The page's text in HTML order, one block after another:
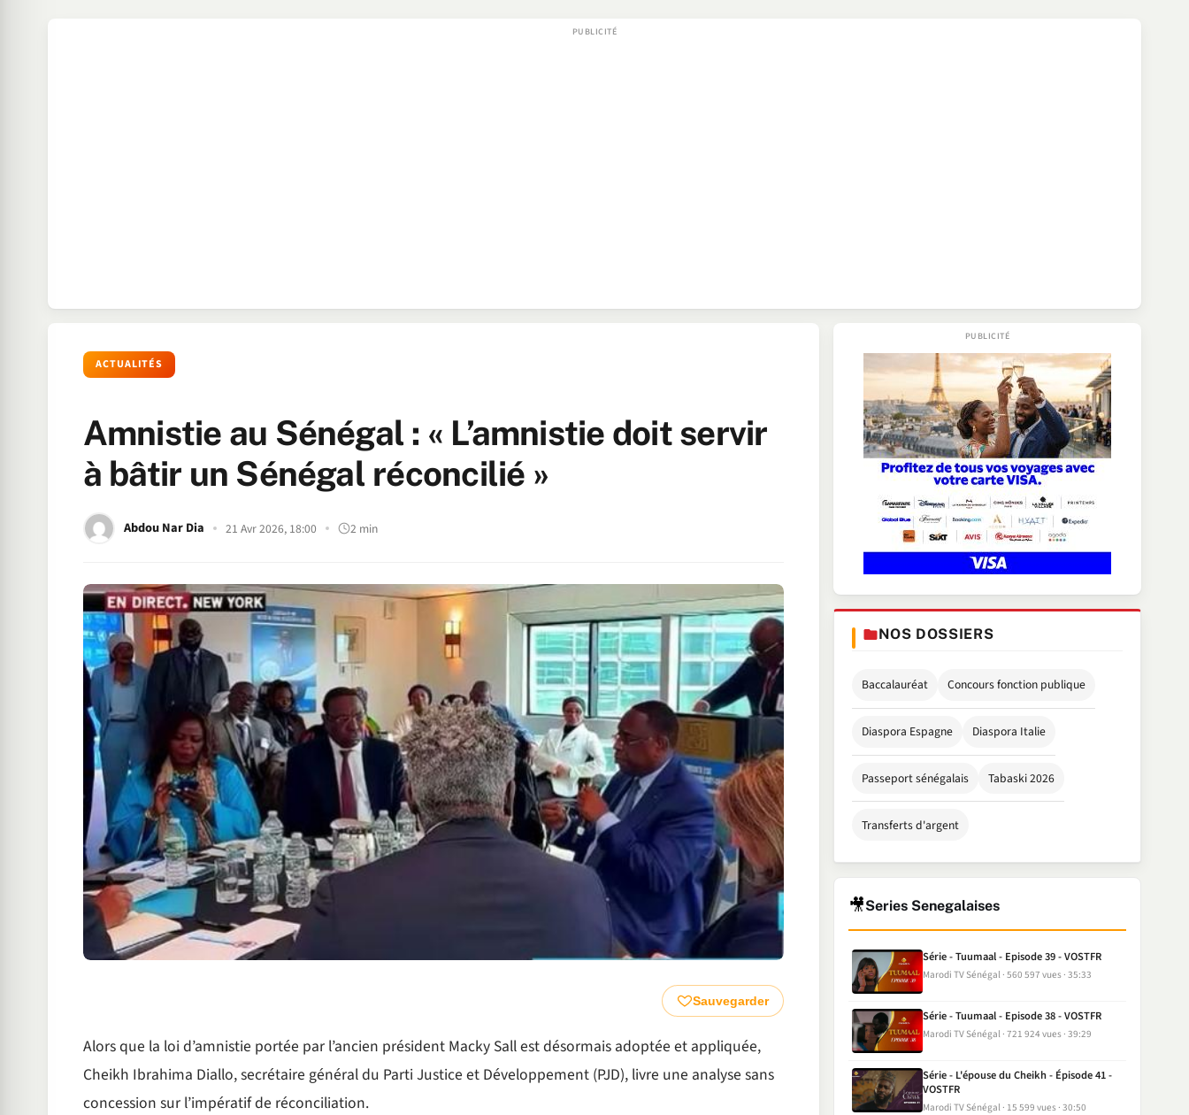
ACTUALITÉS
Amnistie au Sénégal : « L’amnistie doit servir
à bâtir un Sénégal réconcilié »
Abdou Nar Dia 21 Avr 2026, 18:00 2 min
Sauvegarder
Alors que la loi d’amnistie portée par l’ancien président Macky Sall est désormais adoptée et appliquée,
Cheikh Ibrahima Diallo, secrétaire général du Parti Justice et Développement (PJD), livre une analyse sans
concession sur l’impératif de réconciliation.
NOS DOSSIERS
Baccalauréat Concours fonction publique
Diaspora Espagne Diaspora Italie
Passeport sénégalais Tabaski 2026
Transferts d'argent
🎥Series Senegalaises
Série - Tuumaal - Episode 39 - VOSTFR
Marodi TV Sénégal 560 597 vues 35:33
Série - Tuumaal - Episode 38 - VOSTFR
Marodi TV Sénégal 721 924 vues 39:29
Série - L'épouse du Cheikh - Épisode 41 -
VOSTFR
Marodi TV Sénégal 15 599 vues 30:50